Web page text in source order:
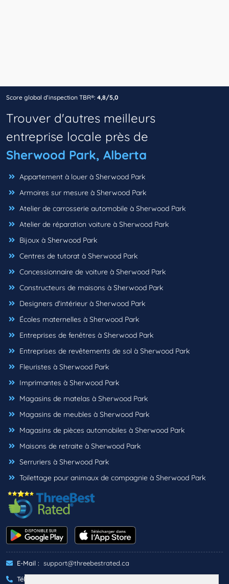
Score global d’inspection TBR®: 4,8/5,0
Trouver d'autres meilleurs
entreprise locale près de
Sherwood Park, Alberta
Appartement à louer à Sherwood Park
Armoires sur mesure à Sherwood Park
Atelier de carrosserie automobile à Sherwood Park
Atelier de réparation voiture à Sherwood Park
Bijoux à Sherwood Park
Centres de tutorat à Sherwood Park
Concessionnaire de voiture à Sherwood Park
Constructeurs de maisons à Sherwood Park
Designers d'intérieur à Sherwood Park
Écoles maternelles à Sherwood Park
Entreprises de fenêtres à Sherwood Park
Entreprises de revêtements de sol à Sherwood Park
Fleuristes à Sherwood Park
Imprimantes à Sherwood Park
Magasins de matelas à Sherwood Park
Magasins de meubles à Sherwood Park
Magasins de pièces automobiles à Sherwood Park
Maisons de retraite à Sherwood Park
Serruriers à Sherwood Park
Toilettage pour animaux de compagnie à Sherwood Park
E-Mail : support@threebestrated.ca
Téléphone :